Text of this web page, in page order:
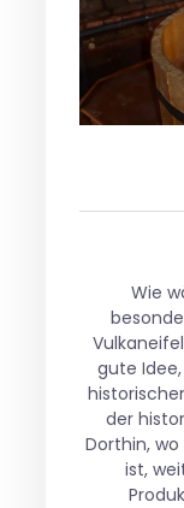
Wie
gute
der
Dorthin,
ist,